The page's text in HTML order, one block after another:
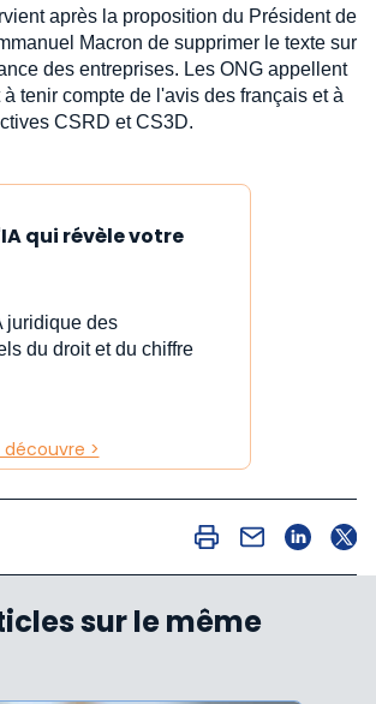
après la proposition du Président de
Macron de supprimer le texte sur
des entreprises. Les ONG appellent
à tenir compte de l'avis des français et à
CSRD et CS3D.
qui révèle votre
juridique des
du droit et du chiffre
découvre >
sur le même